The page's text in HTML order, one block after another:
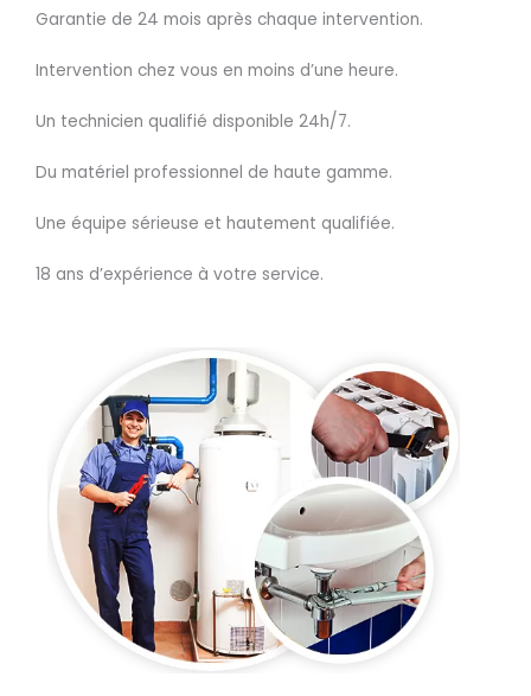
Garantie de 24 mois après chaque intervention.
Intervention chez vous en moins d’une heure.
Un technicien qualifié disponible 24h/7.
Du matériel professionnel de haute gamme.
Une équipe sérieuse et hautement qualifiée.
18 ans d’expérience à votre service.